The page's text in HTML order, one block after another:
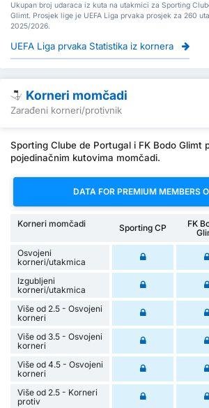
Ukupan broj udaraca iz kuta na utakmici za Sporting
Glimt. Prosjek lige je UEFA Liga prvaka prosjek za 260
2025/2026.
UEFA Liga prvaka Statistika iz kornera
Korneri momčadi
Zarađeni korneri/protivnik
Sporting Clube de Portugal i FK Bodo Glimt
pojedinačnim kutovima momčadi.
DATA FOR PREMIUM MEMBERS
Korneri momčadi Sporting CP
FK
Osvojeni
korneri/utakmica
Izgubljeni
korneri/utakmica
Više od 2.5 - Osvojeni
korneri
Više od 3.5 - Osvojeni
korneri
Više od 4.5 - Osvojeni
korneri
Više od 2.5 - Korneri
protiv